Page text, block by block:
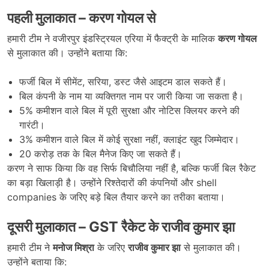
पहली मुलाकात –करण गोयल से
हमारी टीम ने वजीरपुर इंडस्ट्रियल एरिया में फैक्ट्री के मालिककरण गोयल
से मुलाकात की। उन्होंने बताया कि:
फर्जी बिल में सीमेंट, सरिया, डस्ट जैसे आइटम डाल सकते हैं।
बिल कंपनी के नाम या व्यक्तिगत नाम पर जारी किया जा सकता है।
5% कमीशन वाले बिल में पूरी सुरक्षा और नोटिस क्लियर करने की
गारंटी।
3% कमीशन वाले बिल में कोई सुरक्षा नहीं, क्लाइंट खुद जिम्मेदार।
20 करोड़ तक के बिल मैनेज किए जा सकते हैं।
करण ने साफ किया कि वह सिर्फ बिचौलिया नहीं है, बल्कि फर्जी बिल रैकेट
का बड़ा खिलाड़ी है। उन्होंने रिश्तेदारों की कंपनियों और shell
companies के जरिए बड़े बिल तैयार करने का तरीका बताया।
दूसरी मुलाकात – GSTरैकेट के राजीव कुमार झा
हमारी टीम नेमनोज मिश्राके जरिएराजीव कुमार झासे मुलाकात की।
उन्होंने बताया कि: